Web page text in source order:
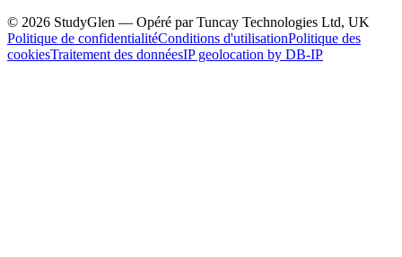
© 2026 StudyGlen — Opéré par Tuncay Technologies Ltd, UK
Politique de confidentialitéConditions d'utilisationPolitique des
cookiesTraitement des donnéesIP geolocation by DB-IP